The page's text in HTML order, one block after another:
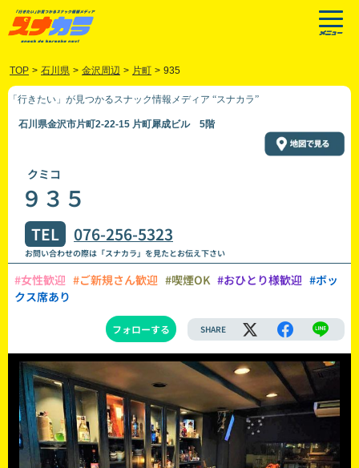
TOP > 石川県 > 金沢周辺 > 片町 > 935
「行きたい」が見つかるスナック情報メディア “スナカラ”
石川県金沢市片町2-22-15 片町犀成ビル 5階
クミコ
９３５
TEL 076-256-5323
お問い合わせの際は「スナカラ」を見たとお伝え下さい
#女性歓迎 #ご新規さん歓迎 #喫煙OK #おひとり様歓迎 #ボッ
クス席あり
フォローする SHARE